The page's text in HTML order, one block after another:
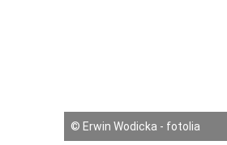
© Erwin Wodicka - fotolia